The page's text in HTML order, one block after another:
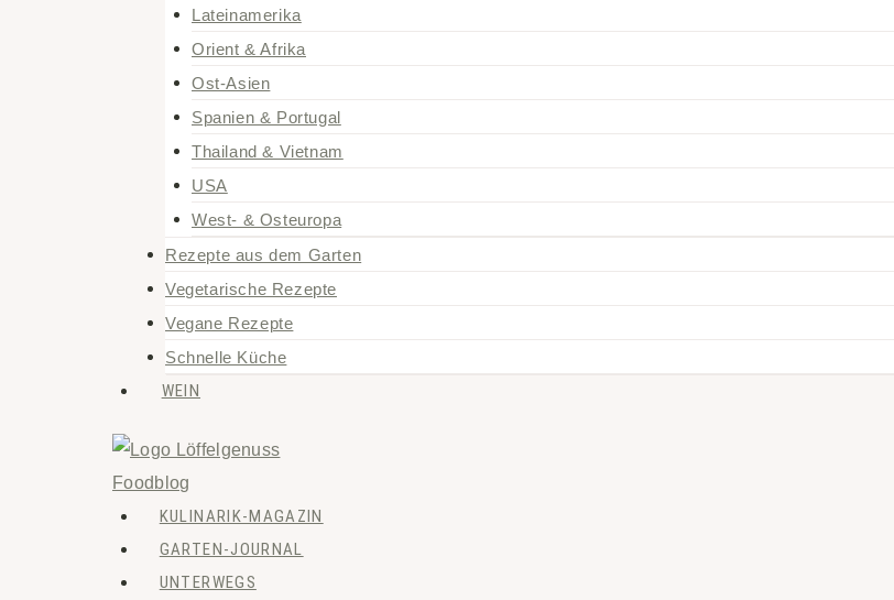
Lateinamerika
Orient & Afrika
Ost-Asien
Spanien & Portugal
Thailand & Vietnam
USA
West- & Osteuropa
Rezepte aus dem Garten
Vegetarische Rezepte
Vegane Rezepte
Schnelle Küche
WEIN
KULINARIK-MAGAZIN
GARTEN-JOURNAL
UNTERWEGS